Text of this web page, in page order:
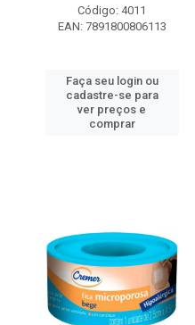
Código: 4011
EAN: 7891800806113
Faça seu login ou
cadastre-se para
ver preços e
comprar